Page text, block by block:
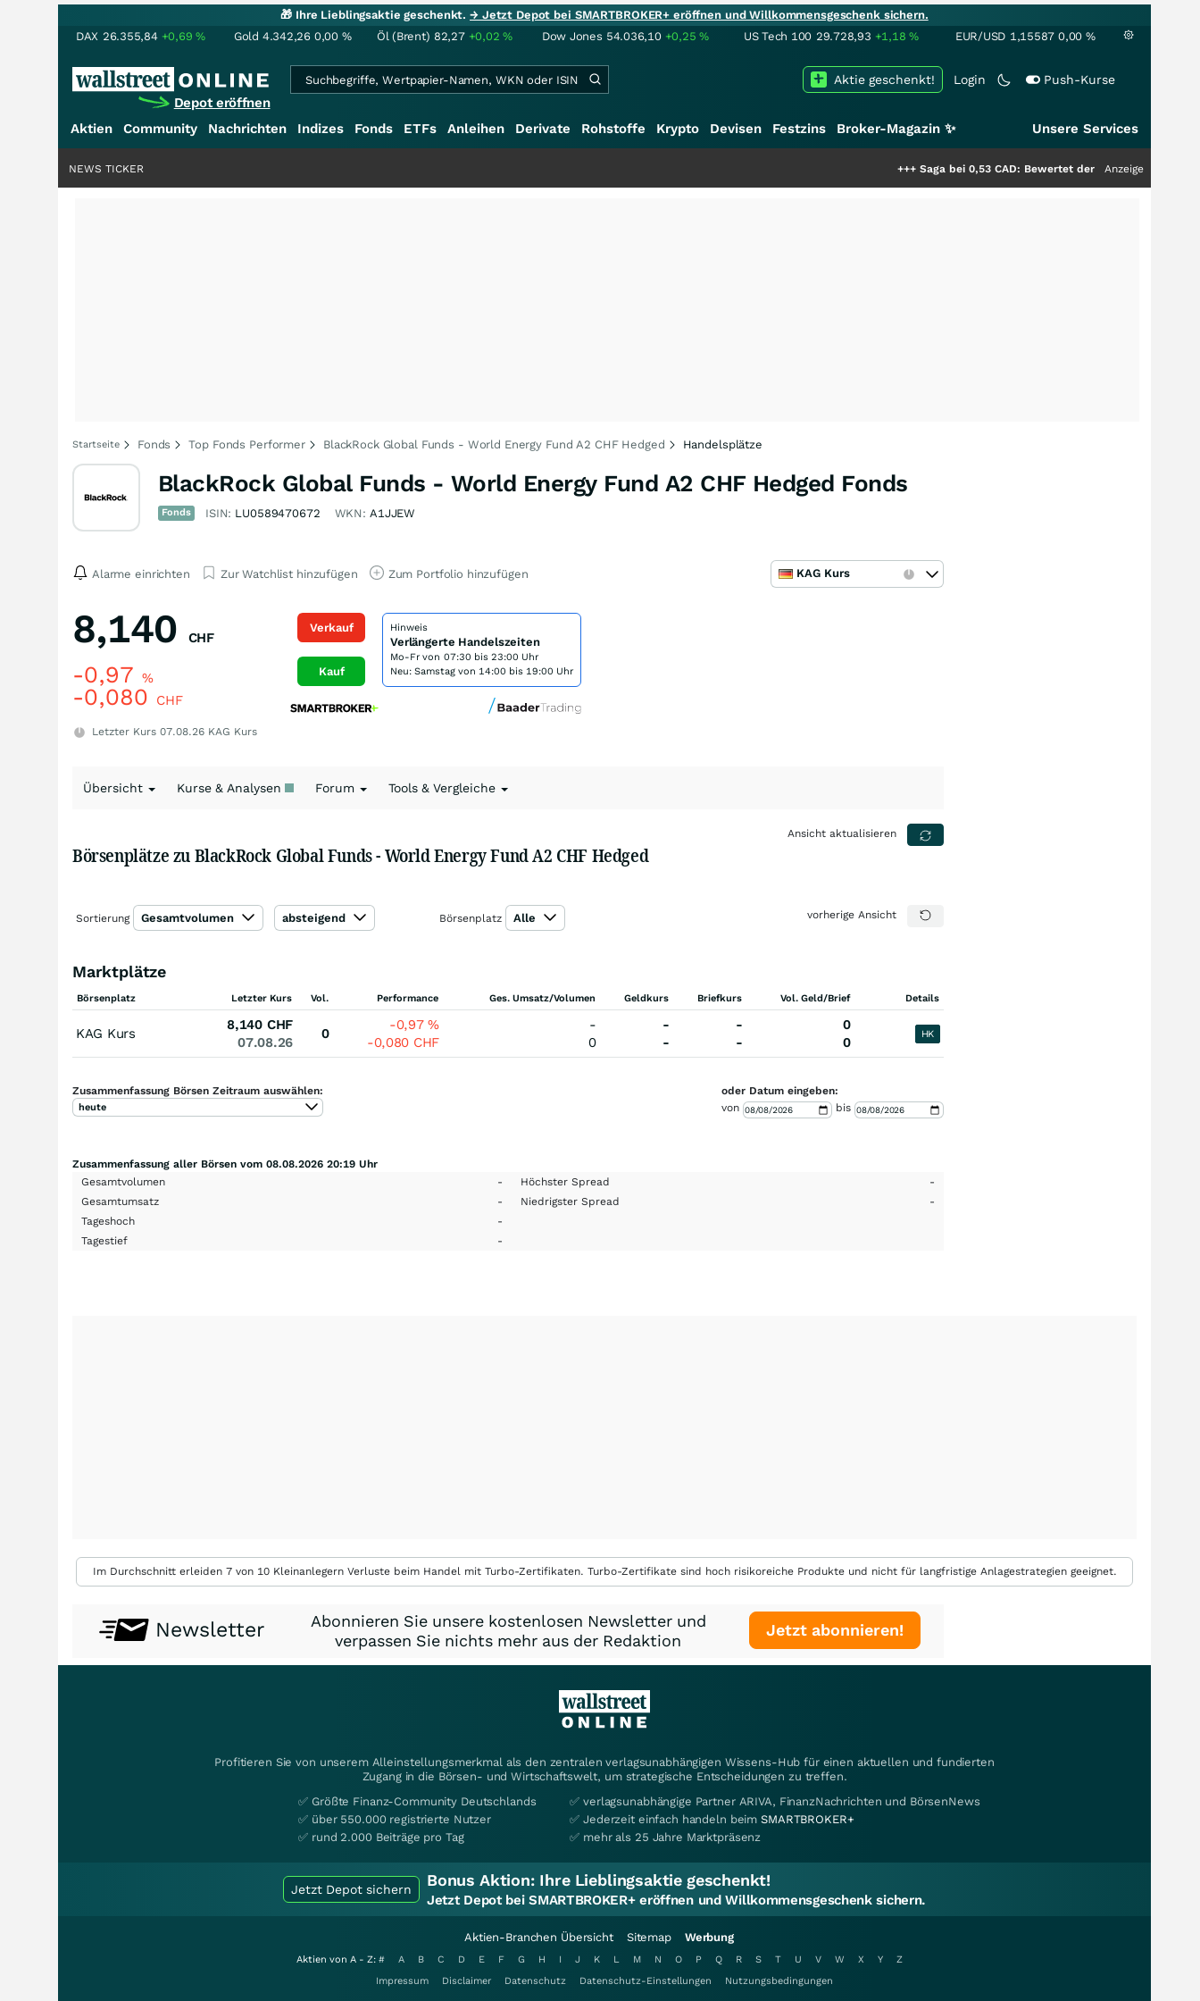
🎁 Ihre Lieblingsaktie geschenkt.→ Jetzt Depot bei SMARTBROKER+ eröffnen und Willkommensgeschenk sichern.
DAX 26.355,84 +0,69% Gold 4.342,26 0,00 % Öl (Brent) 82,27 +0,02% Dow Jones 54.036,10 +0,25% US Tech 100 29.728,93 +1,18% EUR/USD 1,15587 0,00 %
Depot eröffnen
Login Push-Kurse
Aktie geschenkt!
Aktien Community Nachrichten Indizes Fonds ETFs Anleihen Derivate Rohstoffe Krypto Devisen Festzins Broker-Magazin ✨ Unsere Services
Saga bei 0,53 CAD: Bewertet der Markt noch immer nur
Anzeige
NEWS TICKER
Startseite Fonds Top Fonds Performer BlackRock Global Funds - World Energy Fund A2 CHF Hedged Handelsplätze
BlackRock Global Funds - World Energy Fund A2 CHF Hedged Fonds
Fonds ISIN: LU0589470672 WKN: A1JJEW
Alarme einrichten Zur Watchlist hinzufügen Zum Portfolio hinzufügen KAG Kurs
8,140 CHF
-0,97 %
-0,080 CHF
Letzter Kurs 07.08.26 KAG Kurs
Verkauf
Kauf
Hinweis
Verlängerte Handelszeiten
Mo-Fr von 07:30 bis 23:00 Uhr
Neu: Samstag von 14:00 bis 19:00 Uhr
Übersicht Kurse & Analysen Forum Tools & Vergleiche
Börsenplätze zu BlackRock Global Funds - World Energy Fund A2 CHF Hedged
Ansicht aktualisieren
Sortierung Gesamtvolumen absteigend Börsenplatz Alle vorherige Ansicht
Marktplätze
Börsenplatz Letzter Kurs Vol. Performance Ges. Umsatz/Volumen Geldkurs Briefkurs Vol. Geld/Brief Details
KAG Kurs
8,140 CHF
07.08.26
0
-0,97%
-0,080 CHF
-
0
-
-
-
-
0
0
HK
Zusammenfassung Börsen Zeitraum auswählen:
heute
oder Datum eingeben:
von
bis
Zusammenfassung aller Börsen vom 08.08.2026 20:19 Uhr
Gesamtvolumen
- Höchster Spread
-
Gesamtumsatz
- Niedrigster Spread
-
Tageshoch
-
Tagestief
-
Im Durchschnitt erleiden 7 von 10 Kleinanlegern Verluste beim Handel mit Turbo-Zertifikaten. Turbo-Zertifikate sind hoch risikoreiche Produkte und nicht für langfristige Anlagestrategien geeignet.
Newsletter
Abonnieren Sie unsere kostenlosen Newsletter und
verpassen Sie nichts mehr aus der Redaktion
Jetzt abonnieren!
Profitieren Sie von unserem Alleinstellungsmerkmal als den zentralen verlagsunabhängigen Wissens-Hub für einen aktuellen und fundierten
Zugang in die Börsen- und Wirtschaftswelt, um strategische Entscheidungen zu treffen.
✅ Größte Finanz-Community Deutschlands
✅ über 550.000 registrierte Nutzer
✅ rund 2.000 Beiträge pro Tag
✅ verlagsunabhängige Partner ARIVA, FinanzNachrichten und BörsenNews
✅ Jederzeit einfach handeln beimSMARTBROKER+
✅ mehr als 25 Jahre Marktpräsenz
Jetzt Depot sichern Bonus Aktion: Ihre Lieblingsaktie geschenkt!
Jetzt Depot bei SMARTBROKER+ eröffnen und Willkommensgeschenk sichern.
Aktien-Branchen Übersicht Sitemap Werbung
Aktien von A - Z: # A B C D E F G H I J K L M N O P Q R S T U V W X Y
Z
Impressum
Disclaimer Datenschutz Datenschutz-Einstellungen Nutzungsbedingungen